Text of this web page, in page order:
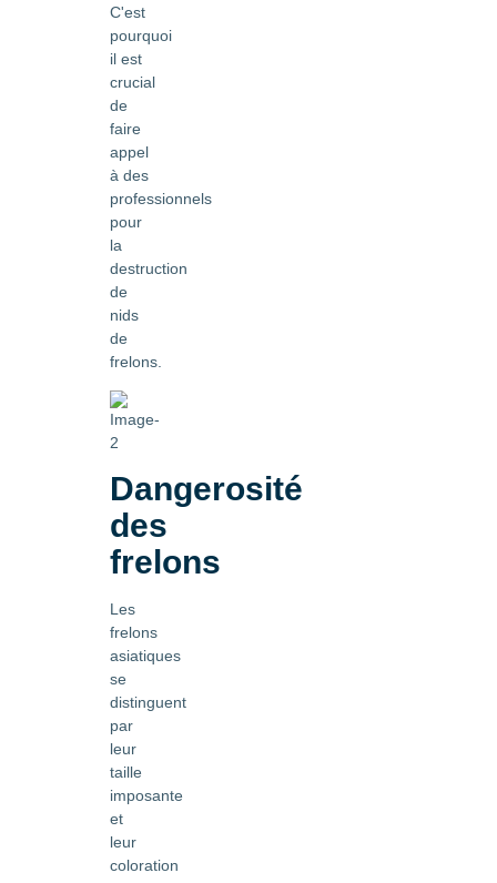
C'est
pourquoi
il est
crucial
de
faire
appel
à des
professionnels
pour
la
destruction
de
nids
de
frelons.
Dangerosité
des
frelons
Les
frelons
asiatiques
se
distinguent
par
leur
taille
imposante
et
leur
coloration